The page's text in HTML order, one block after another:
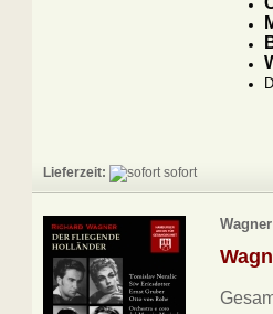
Lieferzeit: sofort